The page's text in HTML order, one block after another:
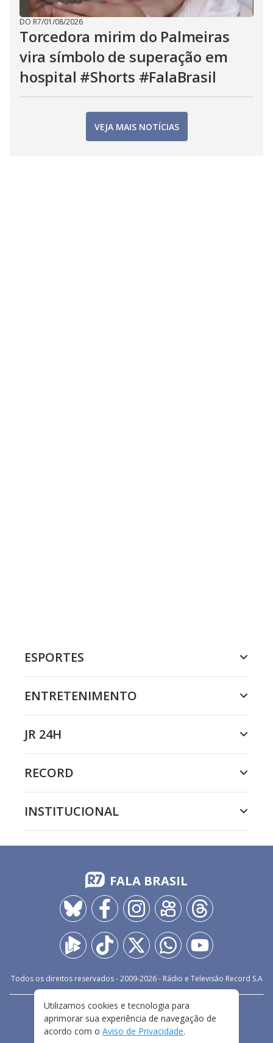
DO R7/01/08/2026
Torcedora mirim do Palmeiras
vira símbolo de superação em
hospital #Shorts #FalaBrasil
VEJA MAIS NOTÍCIAS
ESPORTES
ENTRETENIMENTO
JR 24H
RECORD
INSTITUCIONAL
FALA BRASIL
Todos os direitos reservados - 2009-2026- Rádio e Televisão Record S.A
FALE CONOSCO
PRIVACIDADE
TERMOS E CONDIÇÕES DE USO
Utilizamos cookies e tecnologia para
aprimorar sua experiência de navegação de
acordo com o Aviso de Privacidade.